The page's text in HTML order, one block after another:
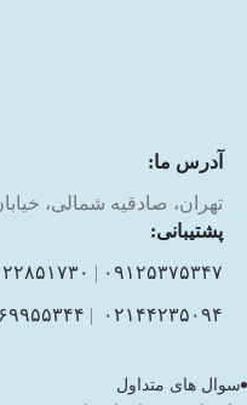
آدرس ما:
تهران، صادقیه شمالی، خیابان
پشتیبانی:
۰۹۱۲۵۳۷۵۳۴۷ |
۰۲۱۴۴۲۳۵۰۹۴ |
سوال های متداول